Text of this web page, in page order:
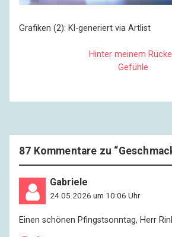
Grafiken (2): Kl-generiert via Artlist
Hinter meinem
Gefühle
87 Kommentare zu “
Gabriele
24.05.2026 um 10:06 Uhr
Einen schönen Pfingstsonntag, Herr